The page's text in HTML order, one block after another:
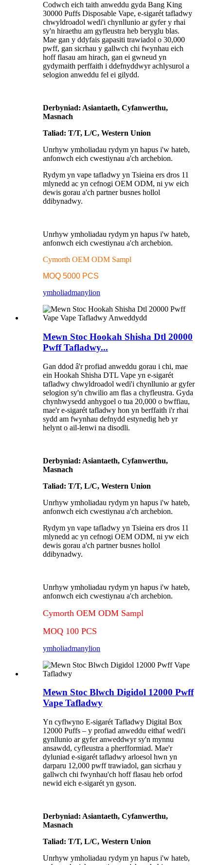
Codwch eich taith anweddu gyda Bang King
30000 Puffs Disposable Vape, e-sigarét tafladwy
chwyldroadol wedi'i chynllunio ar gyfer y rhai
sy'n hiraethu am gyfleustra heb beryglu blas.
Mae gan y ddyfais gapasiti trawiadol o 30,000
pwff, gan sicrhau y gallwch chi fwynhau eich
hoff flasau am hirach, gan ei gwneud yn
gydymaith perffaith i ddefnyddwyr achlysurol a
selogion anweddu fel ei gilydd.
Derbyniad: Asiantaeth, Cyfanwerthu,
Masnach
Taliad: T/T, L/C, Western Union
Unrhyw ymholiadau rydym yn hapus i'w hateb,
anfonwch eich cwestiynau a'ch archebion.
Rydym yn vape tafladwy yn Tsieina ers dros 11
mlynedd ac yn cefnogi OEM ODM, ni yw eich
dewis gorau a'ch partner busnes hollol
ddibynadwy.
Unrhyw ymholiadau rydym yn hapus i'w hateb,
anfonwch eich cwestiynau a'ch archebion.
Cymorth OEM ODM Sampl
MOQ 5000 PCS
ymholiadmanylion
Mewn Stoc Hookah Shisha Dtl 20000
Pwff Tafladwy...
Gan ddod â'r profiad anweddu gorau i chi, mae
ein Hookah Shisha DTL Vape yn e-sigarét
tafladwy chwyldroadol wedi'i chynllunio ar gyfer
selogion sy'n chwilio am flas a chyfleustra. Gyda
chynhwysedd anhygoel o tua 20,000 o bwffiau,
mae'r e-sigarét tafladwy hon yn berffaith i'r rhai
sydd am fwynhau defnydd estynedig heb yr
helynt o ail-lenwi na disodli.
Derbyniad: Asiantaeth, Cyfanwerthu,
Masnach
Taliad: T/T, L/C, Western Union
Unrhyw ymholiadau rydym yn hapus i'w hateb,
anfonwch eich cwestiynau a'ch archebion.
Rydym yn vape tafladwy yn Tsieina ers dros 11
mlynedd ac yn cefnogi OEM ODM, ni yw eich
dewis gorau a'ch partner busnes hollol
ddibynadwy.
Unrhyw ymholiadau rydym yn hapus i'w hateb,
anfonwch eich cwestiynau a'ch archebion.
Cymorth OEM ODM Sampl
MOQ 100 PCS
ymholiadmanylion
Mewn Stoc Blwch Digidol 12000 Pwff
Vape Tafladwy
Yn cyflwyno E-sigarét Tafladwy Digital Box
12000 Puffs – y profiad anweddu eithaf wedi'i
gynllunio ar gyfer anweddwyr sy'n mynnu
ansawdd, cyfleustra a pherfformiad. Mae'r
dyluniad e-sigarét tafladwy arloesol hwn yn
darparu 12,000 pwff trawiadol, gan sicrhau y
gallwch chi fwynhau'ch hoff flasau heb orfod
newid eich e-sigarét yn gyson.
Derbyniad: Asiantaeth, Cyfanwerthu,
Masnach
Taliad: T/T, L/C, Western Union
Unrhyw ymholiadau rydym yn hapus i'w hateb,